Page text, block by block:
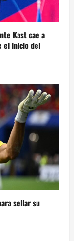
Kast cae a
el inicio del
sellar su